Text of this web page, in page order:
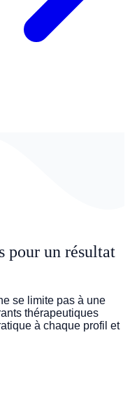
pour un résultat
se limite pas à une
thérapeutiques
à chaque profil et